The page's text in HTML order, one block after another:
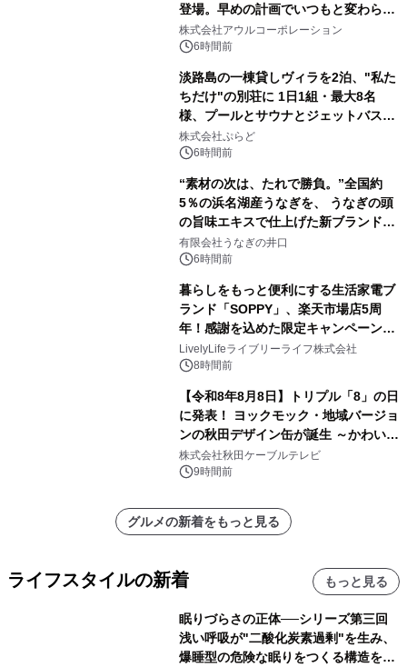
登場。早めの計画でいつもと変わらぬ
大人の冬旅を。ー夕日ヶ浦温泉「佳松
苑 別邸ふうか」ー
株式会社アウルコーポレーション
6時間前
淡路島の一棟貸しヴィラを2泊、"私た
ちだけ"の別荘に 1日1組・最大8名
様、プールとサウナとジェットバス付
きで Villa Mon Temps AWAJIの連泊
素泊りプラン
株式会社ぷらど
6時間前
“素材の次は、たれで勝負。”全国約
5％の浜名湖産うなぎを、 うなぎの頭
の旨味エキスで仕上げた新ブランド
「井口の誉」誕生
有限会社うなぎの井口
6時間前
暮らしをもっと便利にする生活家電ブ
ランド「SOPPY」、楽天市場店5周
年！感謝を込めた限定キャンペーンを
8月10日より開催
LivelyLifeライブリーライフ株式会社
8時間前
【令和8年8月8日】トリプル「8」の日
に発表！ ヨックモック・地域バージョ
ンの秋田デザイン缶が誕生 ～かわいい
秋田犬の子犬と秋田の四季と名所を巡
るパッケージ～ 9月1日(火)秋田県内で
株式会社秋田ケーブルテレビ
9時間前
グルメの新着をもっと見る
ライフスタイルの新着 もっと見る
眠りづらさの正体──シリーズ第三回
浅い呼吸が"二酸化炭素過剰"を生み、
爆睡型の危険な眠りをつくる構造を解